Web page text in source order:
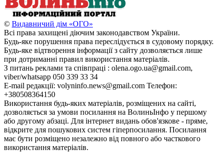
© Видавничий дім «ОГО»
Всі права захищені діючим законодавством України.
Будь-яке порушення права переслідується в судовому порядку.
Будь-яке відтворення інформації з сайту дозволяється лише
при дотриманні правил використання матеріалів.
З питань реклами та співпраці : olena.ogo.ua@gmail.com,
viber/whatsapp 050 339 33 34
E-mail редакції: volyninfo.news@gmail.com Телефон:
+380508364150
Використання будь-яких матеріалів, розміщених на сайті,
дозволяється за умови посилання на ВолиньІнфо у першому
або другому абзаці. Для інтернет видань обов'язкове - пряме,
відкрите для пошукових систем гіперпосилання. Посилання
має бути розміщено незалежно від повного або часткового
використання матеріалів.